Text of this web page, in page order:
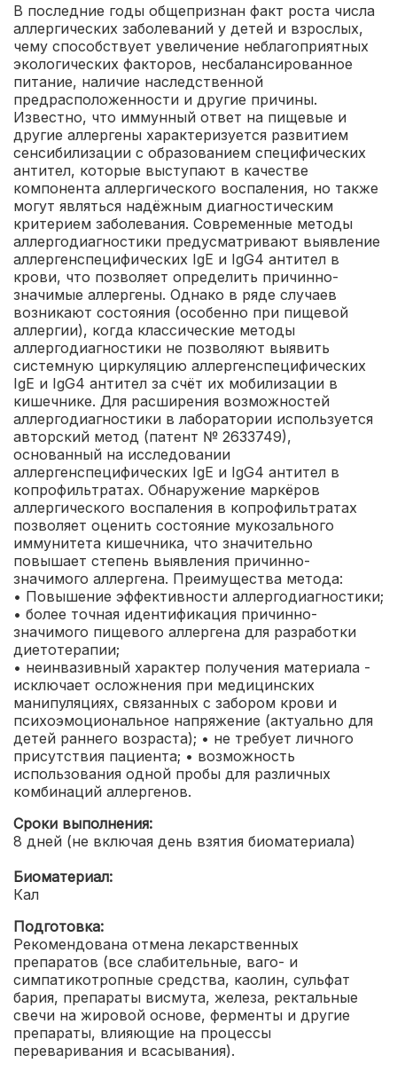
В последние годы общепризнан факт роста числа
аллергических заболеваний у детей и взрослых,
чему способствует увеличение неблагоприятных
экологических факторов, несбалансированное
питание, наличие наследственной
предрасположенности и другие причины.
Известно, что иммунный ответ на пищевые и
другие аллергены характеризуется развитием
сенсибилизации с образованием специфических
антител, которые выступают в качестве
компонента аллергического воспаления, но также
могут являться надёжным диагностическим
критерием заболевания. Современные методы
аллергодиагностики предусматривают выявление
аллергенспецифических IgЕ и IgG4 антител в
крови, что позволяет определить причинно-
значимые аллергены. Однако в ряде случаев
возникают состояния (особенно при пищевой
аллергии), когда классические методы
аллергодиагностики не позволяют выявить
системную циркуляцию аллергенспецифических
IgE и IgG4 антител за счёт их мобилизации в
кишечнике. Для расширения возможностей
аллергодиагностики в лаборатории используется
авторский метод (патент № 2633749),
основанный на исследовании
аллергенспецифических IgE и IgG4 антител в
копрофильтратах. Обнаружение маркёров
аллергического воспаления в копрофильтратах
позволяет оценить состояние мукозального
иммунитета кишечника, что значительно
повышает степень выявления причинно-
значимого аллергена. Преимущества метода:
• Повышение эффективности аллергодиагностики;
• более точная идентификация причинно-
значимого пищевого аллергена для разработки
диетотерапии;
• неинвазивный характер получения материала -
исключает осложнения при медицинских
манипуляциях, связанных с забором крови и
психоэмоциональное напряжение (актуально для
детей раннего возраста); • не требует личного
присутствия пациента; • возможность
использования одной пробы для различных
комбинаций аллергенов.
Сроки выполнения:
8 дней (не включая день взятия биоматериала)
Биоматериал:
Кал
Подготовка:
Рекомендована отмена лекарственных
препаратов (все слабительные, ваго- и
симпатикотропные средства, каолин, сульфат
бария, препараты висмута, железа, ректальные
свечи на жировой основе, ферменты и другие
препараты, влияющие на процессы
переваривания и всасывания).